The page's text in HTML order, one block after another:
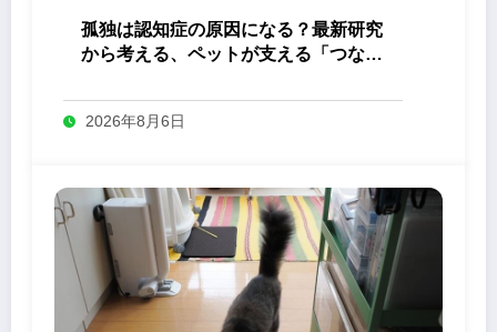
孤独は認知症の原因になる？最新研究
から考える、ペットが支える「つなが
2026年8月6日